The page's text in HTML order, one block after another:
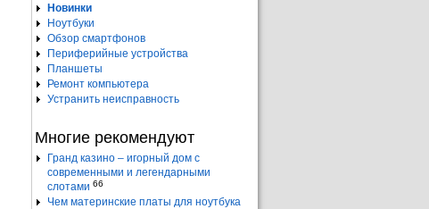
Новинки
Ноутбуки
Обзор смартфонов
Периферийные устройства
Планшеты
Ремонт компьютера
Устранить неисправность
Многие рекомендуют
Гранд казино – игорный дом с
современными и легендарными
слотами 66
Чем материнские платы для ноутбука